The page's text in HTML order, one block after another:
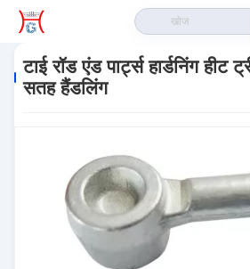
सतह हैंडलिंग
टाई रॉड एंड पार्ट्स हार्डनिंग हीट
सतह हैंडलिंग